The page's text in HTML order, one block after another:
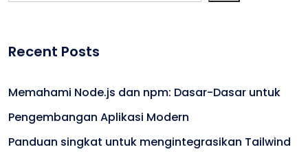
Recent Posts
Memahami Node.js dan npm: Dasar-Dasar untuk
Pengembangan Aplikasi Modern
Panduan singkat untuk mengintegrasikan Tailwind